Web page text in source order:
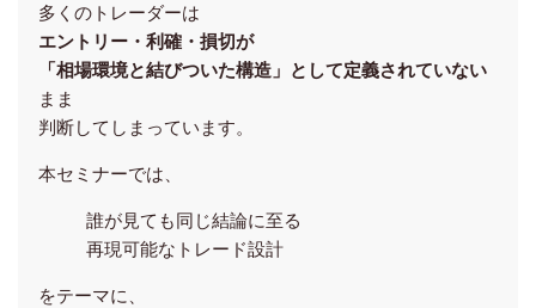
多くのトレーダーは
エントリー・利確・損切が
「相場環境と結びついた構造」として定義されていない
まま
判断してしまっています。
本セミナーでは、
誰が見ても同じ結論に至る
再現可能なトレード設計
をテーマに、